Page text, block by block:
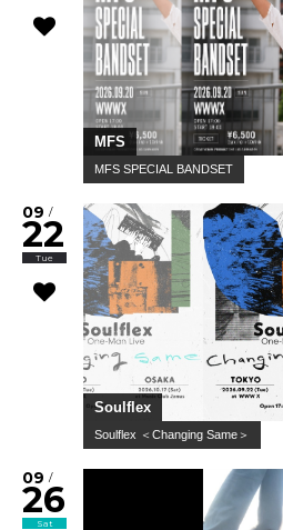
MFS
MFS SPECIAL BANDSET
09 /
22
Tue
Soulflex
Soulflex ＜Changing Same＞
09 /
26
Sat